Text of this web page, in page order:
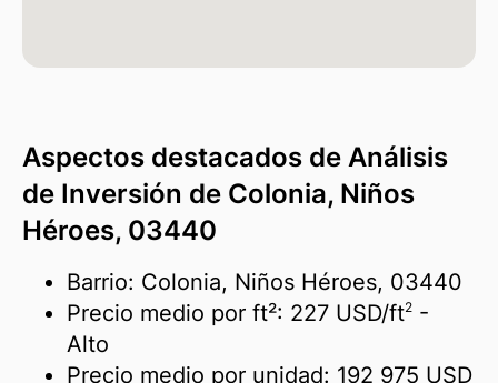
Aspectos destacados de Análisis
de Inversión de Colonia, Niños
Héroes, 03440
Barrio: Colonia, Niños Héroes, 03440
Precio medio por ft²: 227 USD/ft2 -
Alto
Precio medio por unidad: 192 975 USD